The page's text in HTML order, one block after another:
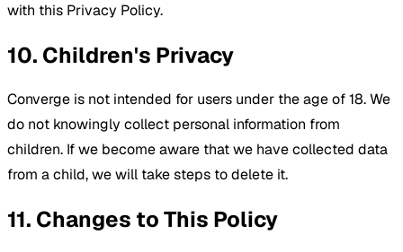
with this Privacy Policy.
10. Children's Privacy
Converge is not intended for users under the age of 18. We
do not knowingly collect personal information from
children. If we become aware that we have collected data
from a child, we will take steps to delete it.
11. Changes to This Policy